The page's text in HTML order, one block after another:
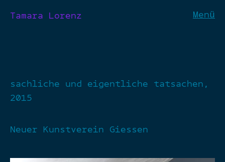
Tamara Lorenz Menü
sachliche und eigentliche tatsachen,
2015
Neuer Kunstverein Giessen